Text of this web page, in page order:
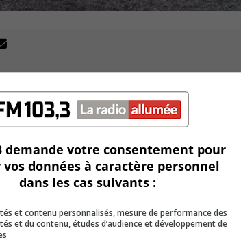
Davis et de l’entrée du parc de la
dernière.
du stationnement Julien-Bouthillier et
débarcadère pour les familles et les
d’une piste cyclable
demande votre consentement pour
données à caractère personnel
dans les cas suivants :
et contenu personnalisés, mesure de performance des
et du contenu, études d’audience et développement de